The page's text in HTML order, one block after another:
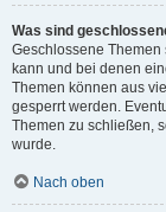
Was sind
Geschlossene
kann und bei denen
Themen können aus
gesperrt werden.
Themen zu schließen,
wurde.
Nach oben